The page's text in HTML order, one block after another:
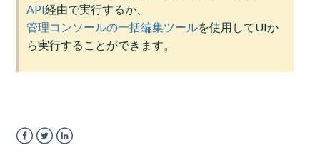
API経由で実行するか、
管理コンソールの一括編集ツールを使用してUIか
ら実行することができます。